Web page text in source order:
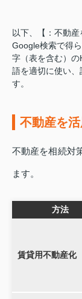
以下、【：不動産
Google検索で得
字（表を含む）
語を適切に使い
す。
不動産を
不動産を相続対
ます。
方法
賃貸用不動産化